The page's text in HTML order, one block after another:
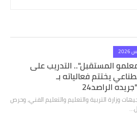
المستقبل".. التدريب على
يختتم فعالياته بـ
الراصد24
وزارة التربية والتعليم والتعليم الفني، وحرص